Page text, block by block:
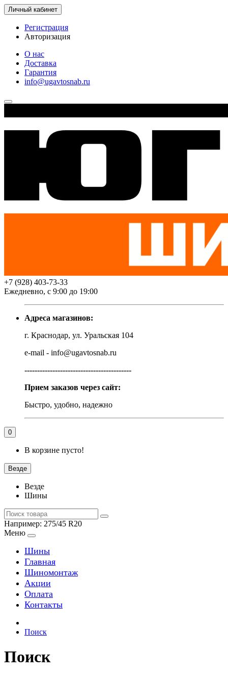
Личный кабинет
Регистрация
Авторизация
О нас
Доставка
Гарантия
info@ugavtosnab.ru
+7 (928) 403-73-33
Ежедневно, с 9:00 до 19:00
Адреса магазинов:
г. Краснодар, ул. Уральская 104
e-mail - info@ugavtosnab.ru
------------------------------------------
Прием заказов через сайт:
Быстро, удобно, надежно
0
В корзине пусто!
Везде
Везде
Шины
Например: 275/45 R20
Меню
Шины
Главная
Шиномонтаж
Акции
Оплата
Контакты
Поиск
Поиск